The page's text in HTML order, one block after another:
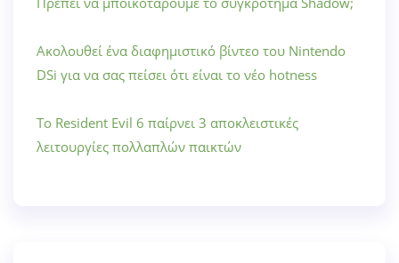
Ακολουθεί ένα διαφημιστικό βίντεο του Nintendo
DSi για να σας πείσει ότι είναι το νέο hotness
Το Resident Evil 6 παίρνει 3 αποκλειστικές
λειτουργίες πολλαπλών παικτών